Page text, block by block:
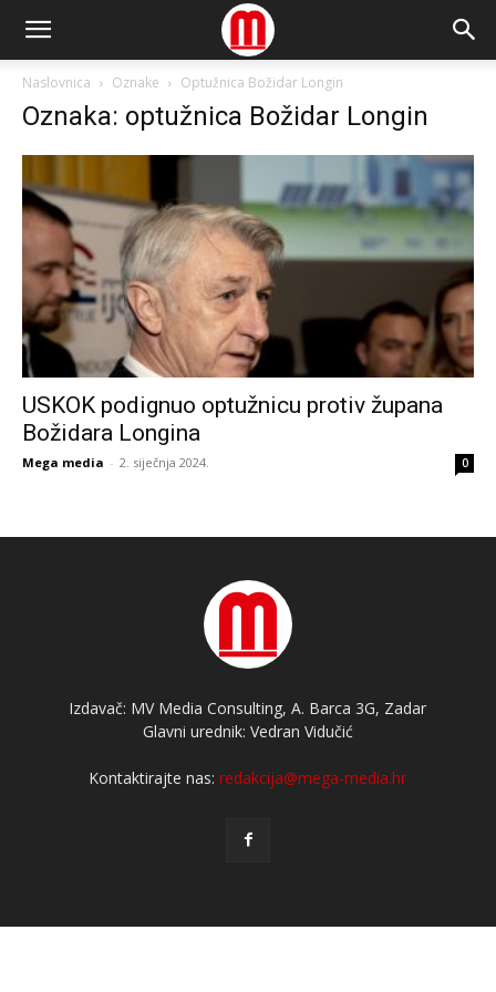
Naslovnica Oznake Optužnica Božidar Longin
Oznaka: optužnica Božidar Longin
USKOK podignuo optužnicu protiv župana
Božidara Longina
Mega media - 2. siječnja 2024. 0
Izdavač: MV Media Consulting, A. Barca 3G, Zadar
Glavni urednik: Vedran Vidučić
Kontaktirajte nas:redakcija@mega-media.hr